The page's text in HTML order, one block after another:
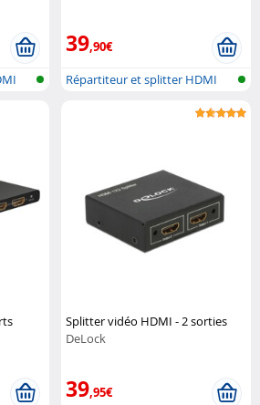
39,90€
Répartiteur et splitter HDMI
Splitter vidéo HDMI - 2 sorties
DeLock
39,95€